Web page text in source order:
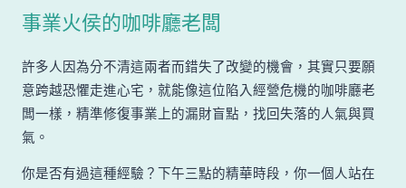
事業火侯的咖啡廳老闆
許多人因為分不清這兩者而錯失了改變的機會，其實只要願
意跨越恐懼走進心宅，就能像這位陷入經營危機的咖啡廳老
闆一樣，精準修復事業上的漏財盲點，找回失落的人氣與買
氣。
你是否有過這種經驗？下午三點的精華時段，你一個人站在